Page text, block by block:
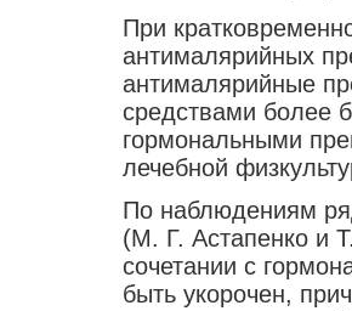
При
антималярийных
антималярийные
средствами более
гормональными
лечебной
По наблюдениям
(М. Г. Астапенко и
сочетании с
быть укорочен,